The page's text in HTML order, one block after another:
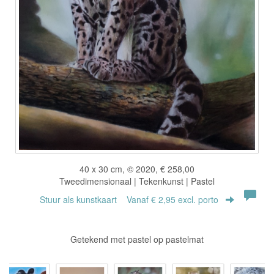
40 x 30 cm, © 2020, € 258,00
Tweedimensionaal | Tekenkunst | Pastel
Stuur als kunstkaart Vanaf € 2,95 excl. porto
Getekend met pastel op pastelmat